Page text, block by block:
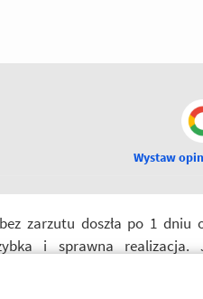
Wystaw
bez zarzutu doszła po 1 dniu
i sprawna realizacja.